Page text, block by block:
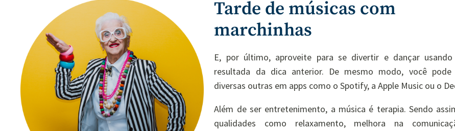
Tarde de músicas com
marchinhas
E, por último, aproveite para se divertir e dançar
resultada da dica anterior. De mesmo modo, você pode
diversas outras em apps como o Spotify, a Apple Music ou o
Além de ser entretenimento, a música é terapia. Sendo
qualidades como relaxamento, melhora na